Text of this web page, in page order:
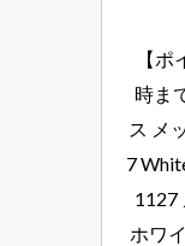
【
時ま
ス メ
7
1127
ホワ